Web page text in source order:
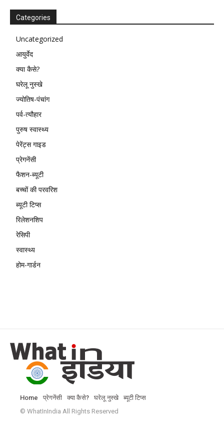
Categories
Uncategorized
आयुर्वेद
क्या कैसे?
घरेलू नुस्खे
ज्योतिष-पंचांग
पर्व-त्यौहार
पुरुष स्वास्थ्य
पेरेंट्स गाइड
प्रेगनेंसी
फैशन-ब्यूटी
बच्चों की परवरिश
ब्यूटी टिप्स
रिलेशनशिप
रेसिपी
स्वास्थ्य
होम-गार्डन
Home प्रेगनेंसी क्या कैसे? घरेलू नुस्खे
ब्यूटी टिप्स
© WhatInIndia All Rights Reserved